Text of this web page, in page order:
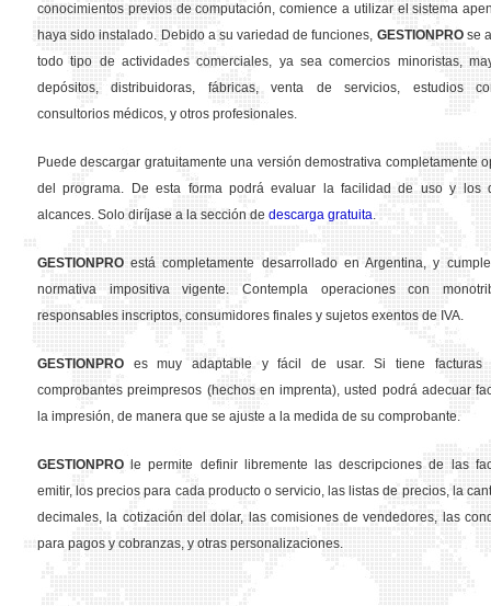
conocimientos previos de computación, comience a utilizar el sistema
haya sido instalado. Debido a su variedad de funciones, GESTION PROse
todo tipo de actividades comerciales, ya sea comercios minoristas,
depósitos, distribuidoras, fábricas, venta de servicios, estudios
consultorios médicos, y otros profesionales.
Puede descargar gratuitamente una versión demostrativa completamente
del programa. De esta forma podrá evaluar la facilidad de uso y los
alcances. Solo diríjase a la sección de descarga gratuita.
GESTION PRO está completamente desarrollado en Argentina, y
normativa impositiva vigente. Contempla operaciones con
responsables inscriptos, consumidores finales y sujetos exentos de IVA.
GESTION PRO es muy adaptable y fácil de usar. Si tiene facturas
comprobantes preimpresos (hechos en imprenta), usted podrá adecuar
la impresión, de manera que se ajuste a la medida de su comprobante.
GESTION PRO le permite definir libremente las descripciones de las
emitir, los precios para cada producto o servicio, las listas de precios, la
decimales, la cotización del dolar, las comisiones de vendedores, las
para pagos y cobranzas, y otras personalizaciones.